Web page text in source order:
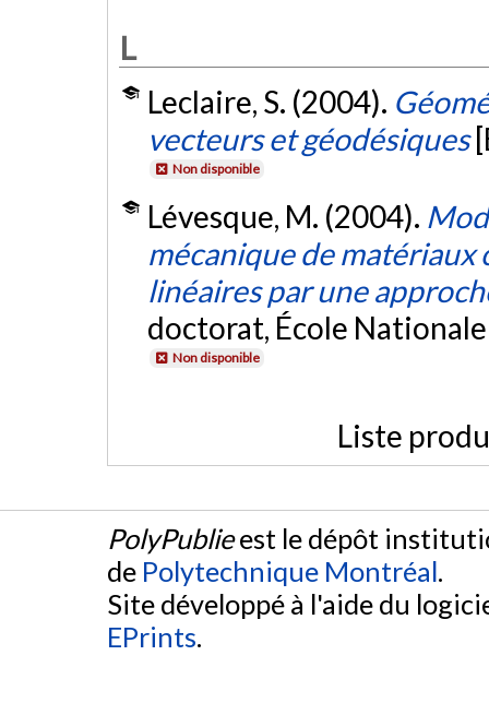
L
Leclaire, S. (2004).
vecteurs et géodésiques
Non disponible
Lévesque, M. (2004).
mécanique de matériaux
linéaires par une
doctorat, École
Non disponible
Liste
PolyPublieest le dépôt
de Polytechnique Montréal.
Site développé à l'aide du
EPrints.